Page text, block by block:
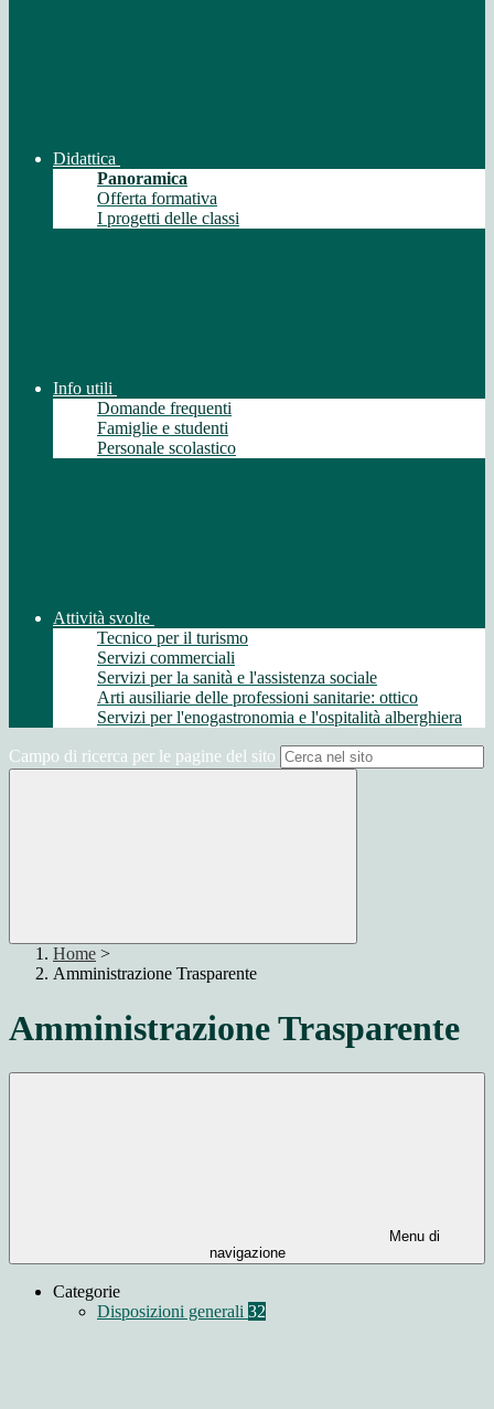
Didattica
Panoramica
Offerta formativa
I progetti delle classi
Info utili
Domande frequenti
Famiglie e studenti
Personale scolastico
Attività svolte
Tecnico per il turismo
Servizi commerciali
Servizi per la sanità e l'assistenza sociale
Arti ausiliarie delle professioni sanitarie: ottico
Servizi per l'enogastronomia e l'ospitalità alberghiera
Campo di ricerca per le pagine del sito
Home >
Amministrazione Trasparente
Amministrazione Trasparente
Menu di
navigazione
Categorie
Disposizioni generali 32